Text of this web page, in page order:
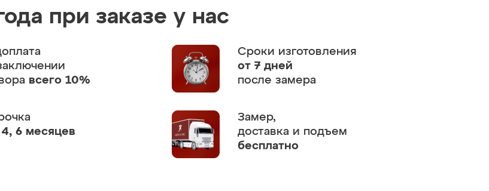
при заказе у нас
всего 10%
Сроки изготовления
от 7 дней
после замера
4, 6 месяцев
Замер,
доставка и подъем
бесплатно